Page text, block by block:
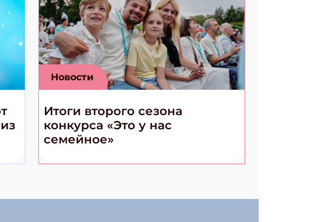
Новости
Итоги второго сезона
конкурса «Это у нас
семейное»